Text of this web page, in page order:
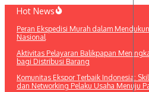
Lewati
konten
Hot News
Peran Ekspedisi Murah dalam
Nasional
Aktivitas Pelayaran Balikpapan
bagi Distribusi Barang
Komunitas Ekspor Terbaik Indonesia:
dan Networking Pelaku Usaha Menuju